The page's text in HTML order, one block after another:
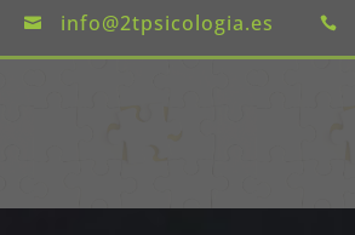
 info@2tpsicologia.es 